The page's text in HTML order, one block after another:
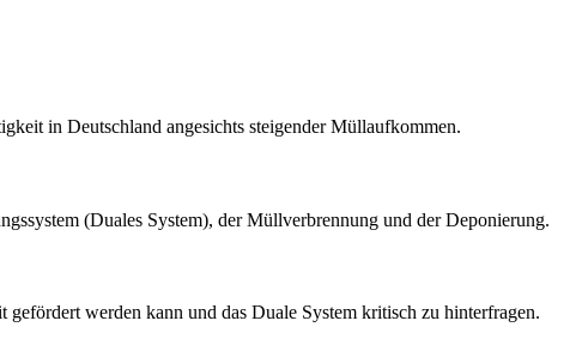
in Deutschland angesichts steigender Müllaufkommen.
(Duales System), der Müllverbrennung und der Deponierung.
werden kann und das Duale System kritisch zu hinterfragen.